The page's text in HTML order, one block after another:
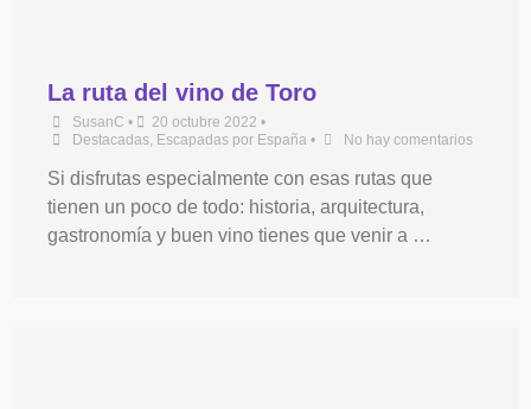
La ruta del vino de Toro
SusanC • 20 octubre 2022 •
Destacadas, Escapadas por España • No hay comentarios
Si disfrutas especialmente con esas rutas que
tienen un poco de todo: historia, arquitectura,
gastronomía y buen vino tienes que venir a …